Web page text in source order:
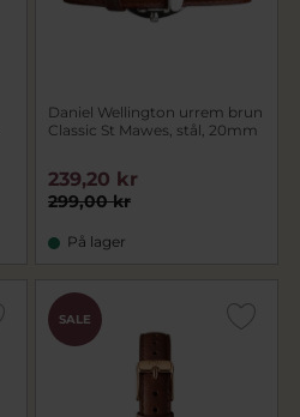
Daniel Wellington urrem brun
Classic St Mawes, stål, 20mm
299,00 kr
239,20 kr
På lager
SALE